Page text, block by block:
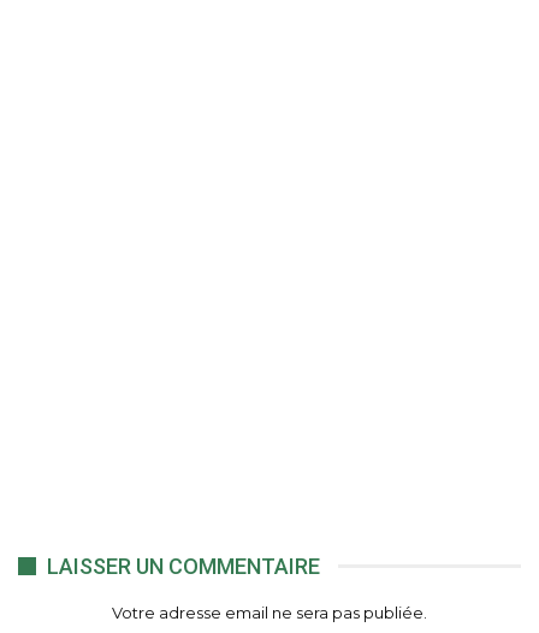
LAISSER UN COMMENTAIRE
Votre adresse email ne sera pas publiée.